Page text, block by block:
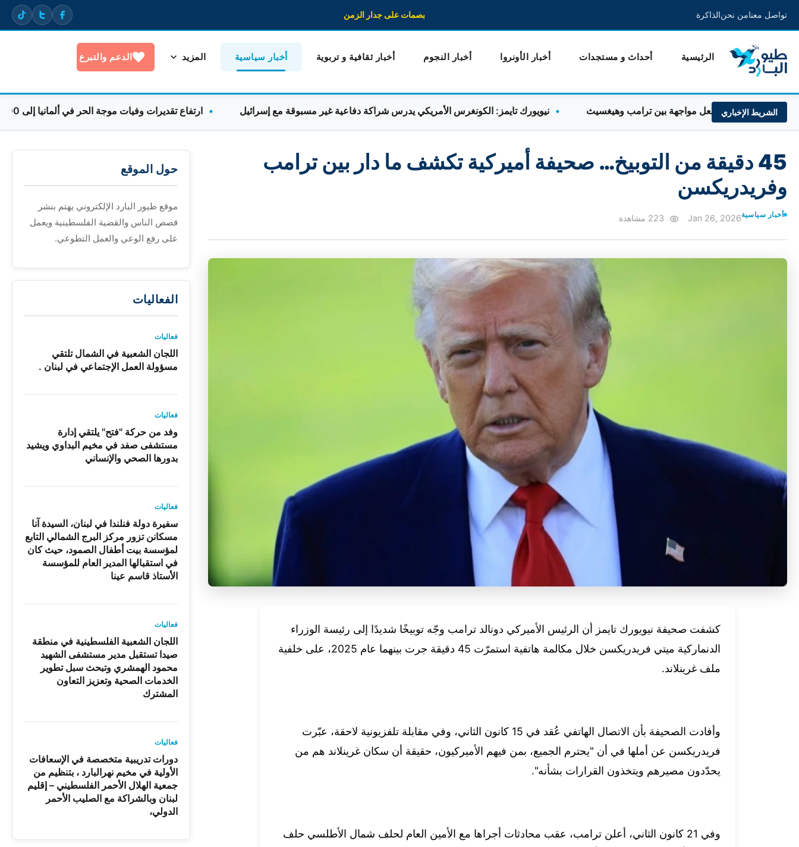
تواصل معنامن نحنالذاكرة بصمات على جدار الزمن
الرئيسية أحداث و مستجدات أخبار الأونروا أخبار النجوم أخبار ثقافية و تربوية أخبار سياسية المزيد الدعم والتبرع
الشريط الإخباري
الذخائر تشعل مواجهة بين ترامب وهيغسيث نيويورك تايمز: الكونغرس الأمريكي يدرس شراكة دفاعية غير مسبوقة مع إسرائيل ارتفاع تقديرات وفيات موجة الحر في ألمانيا إلى 9600 خلال أسبوع واحد
45 دقيقة من التوبيخ… صحيفة أميركية تكشف ما دار بين ترامب
وفريدريكسن
أخبار سياسيةJan 26, 2026
كشفت صحيفة نيويورك تايمز أن الرئيس الأميركي دونالد ترامب وجّه توبيخًا شديدًا إلى رئيسة الوزراء
الدنماركية ميتي فريدريكسن خلال مكالمة هاتفية استمرّت 45 دقيقة جرت بينهما عام 2025، على خلفية
ملف غرينلاند.
وأفادت الصحيفة بأن الاتصال الهاتفي عُقد في 15 كانون الثاني، وفي مقابلة تلفزيونية لاحقة، عبّرت
فريدريكسن عن أملها في أن "يحترم الجميع، بمن فيهم الأميركيون، حقيقة أن سكان غرينلاند هم من
يحدّدون مصيرهم ويتخذون القرارات بشأنه".
وفي 21 كانون الثاني، أعلن ترامب، عقب محادثات أجراها مع الأمين العام لحلف شمال الأطلسي حلف
حول الموقع
موقع طيور البارد الإلكتروني يهتم بنشر
قصص الناس والقضية الفلسطينية ويعمل
على رفع الوعي والعمل التطوعي.
الفعاليات
فعاليات
اللجان الشعبية في الشمال تلتقي
مسؤولة العمل الإجتماعي في لبنان .
فعاليات
وفد من حركة "فتح" يلتقي إدارة
مستشفى صفد في مخيم البداوي ويشيد
بدورها الصحي والإنساني
فعاليات
سفيرة دولة فنلندا في لبنان، السيدة آنا
مسكانن تزور مركز البرج الشمالي التابع
لمؤسسة بيت أطفال الصمود، حيث كان
في استقبالها المدير العام للمؤسسة
الأستاذ قاسم عينا
فعاليات
اللجان الشعبية الفلسطينية في منطقة
صيدا تستقبل مدير مستشفى الشهيد
محمود الهمشري وتبحث سبل تطوير
الخدمات الصحية وتعزيز التعاون
المشترك
فعاليات
دورات تدريبية متخصصة في الإسعافات
الأولية في مخيم نهرالبارد ، بتنظيم من
جمعية الهلال الأحمر الفلسطيني – إقليم
لبنان وبالشراكة مع الصليب الأحمر
الدولي،